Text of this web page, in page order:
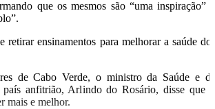
que os mesmos são “uma inspiração” e
retirar ensinamentos para melhorar a saúde dos
de Cabo Verde, o ministro da Saúde e da
país anfitrião, Arlindo do Rosário, disse que o
mais e melhor.